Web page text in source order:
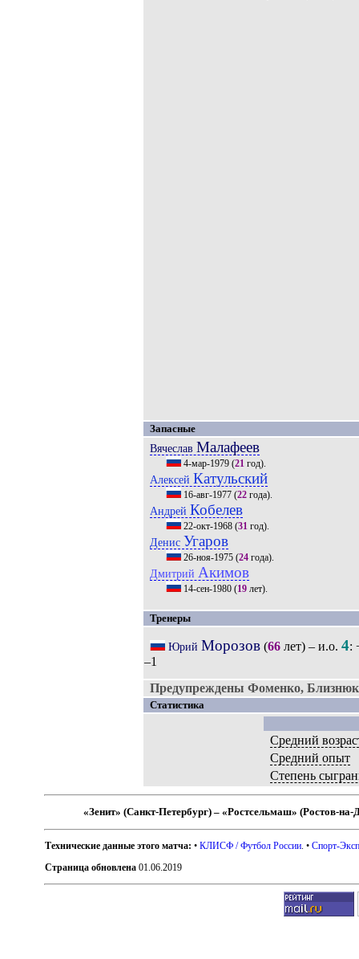
Запасные
Вячеслав Малафеев
4-мар-1979(21год).
Алексей Катульский
16-авг-1977(22года).
Андрей Кобелев
22-окт-1968(31год).
Денис Угаров
26-ноя-1975(24года).
Дмитрий Акимов
14-сен-1980(19лет).
Тренеры
Юрий Морозов(66лет) – и.о. 4:
–1
Предупреждены Фоменко,
Статистика
Средний
Средний опыт
Степень
«Зенит» (Санкт-Петербург) – «Ростсельмаш» (Ростов-
Технические данные этого матча: •КЛИСФ / Футбол России . •Спорт-
Страница обновлена 01.06.2019